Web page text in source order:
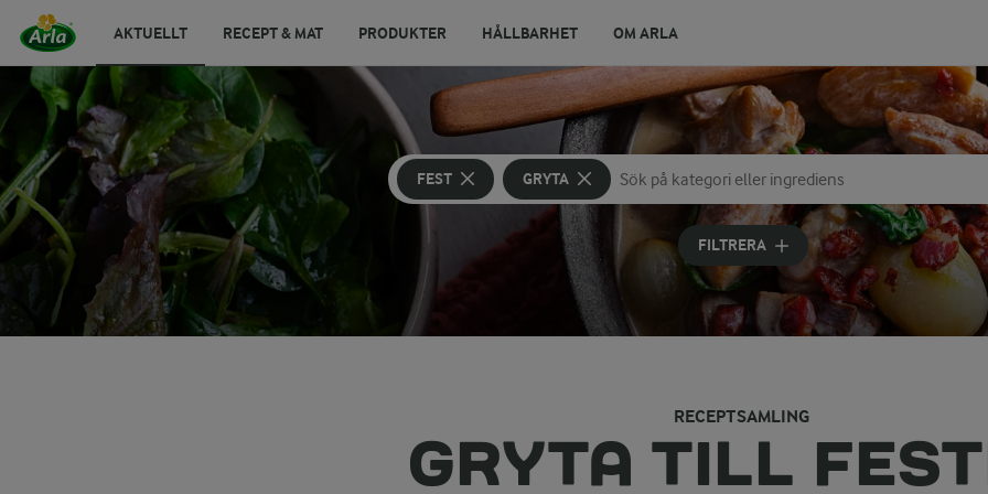
AKTUELLT RECEPT & MAT PRODUKTER HÅLLBARHET OM ARLA
FEST GRYTA
Sök på kategori eller ingrediens
Skriv in sökord för att få förslag
FILTRERA
RECEPTSAMLING
GRYTA TILL